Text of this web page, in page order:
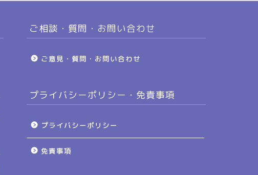
ご相談・質問・お問い合わせ
ご意見・質問・お問い合わせ
プライバシーポリシー・免責事項
プライバシーポリシー
免責事項